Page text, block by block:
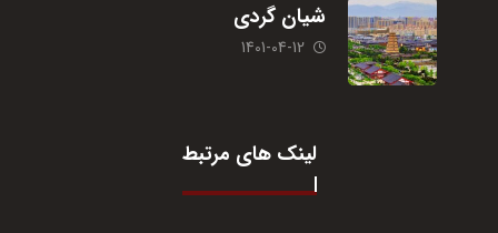
شیان گردی
1401-04-12
لینک های مرتبط